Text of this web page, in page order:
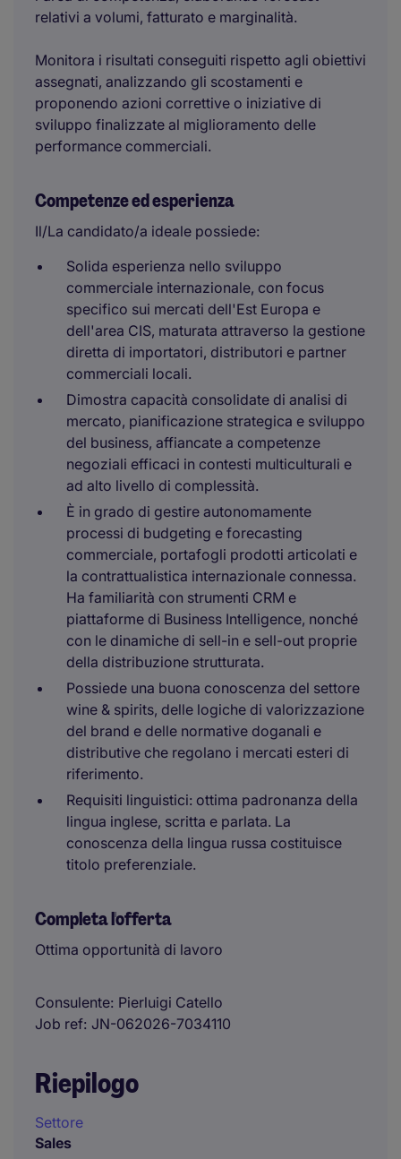
relativi a volumi, fatturato e marginalità.
Monitora i risultati conseguiti rispetto agli obiettivi
assegnati, analizzando gli scostamenti e
proponendo azioni correttive o iniziative di
sviluppo finalizzate al miglioramento delle
performance commerciali.
Competenze ed esperienza
Il/La candidato/a ideale possiede:
Solida esperienza nello sviluppo
commerciale internazionale, con focus
specifico sui mercati dell'Est Europa e
dell'area CIS, maturata attraverso la gestione
diretta di importatori, distributori e partner
commerciali locali.
Dimostra capacità consolidate di analisi di
mercato, pianificazione strategica e sviluppo
del business, affiancate a competenze
negoziali efficaci in contesti multiculturali e
ad alto livello di complessità.
È in grado di gestire autonomamente
processi di budgeting e forecasting
commerciale, portafogli prodotti articolati e
la contrattualistica internazionale connessa.
Ha familiarità con strumenti CRM e
piattaforme di Business Intelligence, nonché
con le dinamiche di sell-in e sell-out proprie
della distribuzione strutturata.
Possiede una buona conoscenza del settore
wine & spirits, delle logiche di valorizzazione
del brand e delle normative doganali e
distributive che regolano i mercati esteri di
riferimento.
Requisiti linguistici: ottima padronanza della
lingua inglese, scritta e parlata. La
conoscenza della lingua russa costituisce
titolo preferenziale.
Completa l'offerta
Ottima opportunità di lavoro
Consulente Pierluigi Catello
Job ref JN-062026-7034110
Riepilogo
Settore
Sales